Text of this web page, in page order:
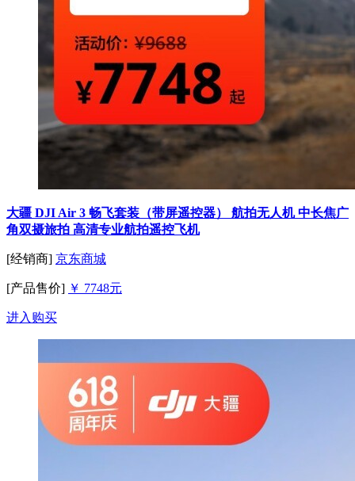
大疆 DJI Air 3 畅飞套装（带屏遥控器） 航拍无人机 中长焦广
角双摄旅拍 高清专业航拍遥控飞机
[经销商] 京东商城
[产品售价] ￥ 7748元
进入购买